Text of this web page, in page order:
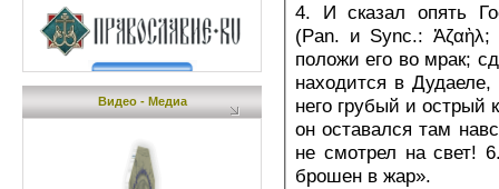
Видео - Медиа
4. И сказал опять
(Pan. и Sync.:
положи его во мрак;
находится в
него грубый и острый
он оставался там
не смотрел на свет!
брошен в жар».